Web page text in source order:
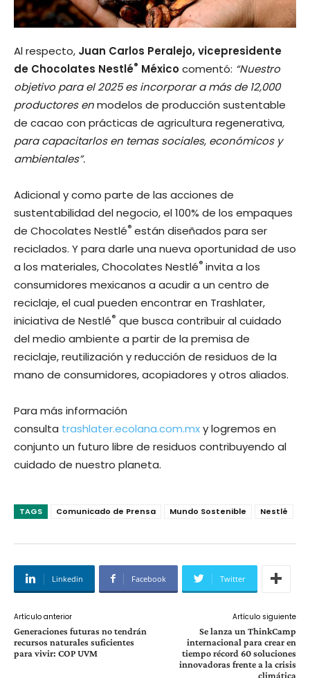
Al respecto, Juan Carlos Peralejo, vicepresidente
de Chocolates Nestlé® Méxicocomentó: “Nuestro
objetivo para el 2025 es incorporar a más de 12,000
productores enmodelos de producción sustentable
de cacao con prácticas de agricultura regenerativa,
para capacitarlos en temas sociales, económicos y
ambientales”.
Adicional y como parte de las acciones de
sustentabilidad del negocio, el 100% de los empaques
de Chocolates Nestlé® están diseñados para ser
reciclados. Y para darle una nueva oportunidad de uso
a los materiales, Chocolates Nestlé® invita a los
consumidores mexicanos a acudir a un centro de
reciclaje, el cual pueden encontrar en Trashlater,
iniciativa de Nestlé® que busca contribuir al cuidado
del medio ambiente a partir de la premisa de
reciclaje, reutilización y reducción de residuos de la
mano de consumidores, acopiadores y otros aliados.
Para más información
consulta trashlater.ecolana.com.mxy logremos en
conjunto un futuro libre de residuos contribuyendo al
cuidado de nuestro planeta.
TAGS Comunicado de Prensa Mundo Sostenible Nestlé
Linkedin Facebook Twitter
Artículo anterior
Generaciones futuras no tendrán
recursos naturales suficientes
para vivir: COP UVM
Artículo siguiente
Se lanza un ThinkCamp
internacional para crear en
tiempo récord 60 soluciones
innovadoras frente a la crisis
climática